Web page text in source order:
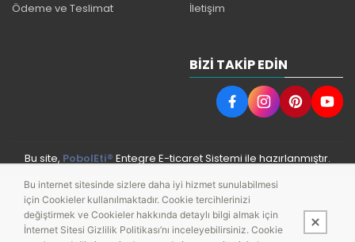
Ödeme ve Teslimat
İletişim
BIZI TAKIP EDIN
Bu site, PobolEti® Entegre E-ticaret Sistemi ile hazırlanmıştır.
Bu internet sitesinde sizlere daha iyi hizmet sunulabilmesi
için Cookieler kullanılmaktadır. Cookie tercihlerinizi
değiştirmek ve Cookieler hakkında detaylı bilgi almak için
İnternet Sitesi Gizlilik Politikası’nı inceleyebilirsiniz. Cookie